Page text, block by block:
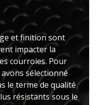
et finition sont
impacter la
courroies. Pour
sélectionné
le terme de qualité
résistants sous le